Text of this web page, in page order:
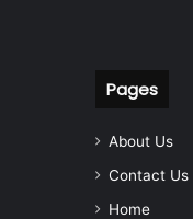
Pages
About Us
Contact Us
Home